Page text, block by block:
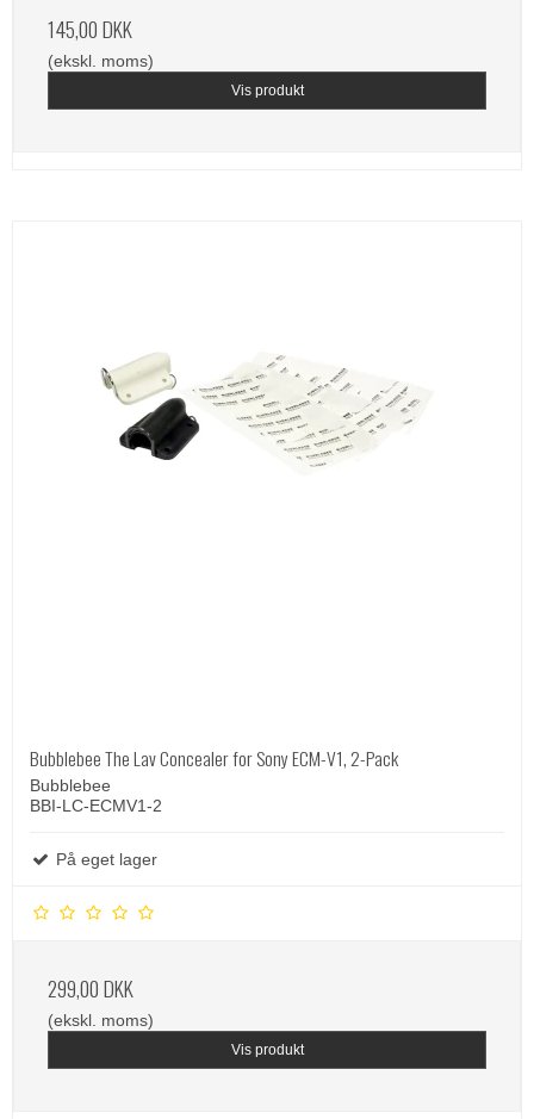
145,00 DKK
(ekskl. moms)
Vis produkt
Bubblebee The Lav Concealer for Sony ECM-V1, 2-Pack
Bubblebee
BBI-LC-ECMV1-2
På eget lager
299,00 DKK
(ekskl. moms)
Vis produkt